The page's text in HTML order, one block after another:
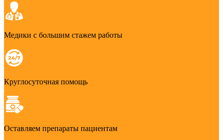
Медики с большим стажем работы
Круглосуточная помощь
Оставляем препараты пациентам